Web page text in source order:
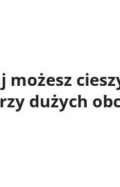
dużych